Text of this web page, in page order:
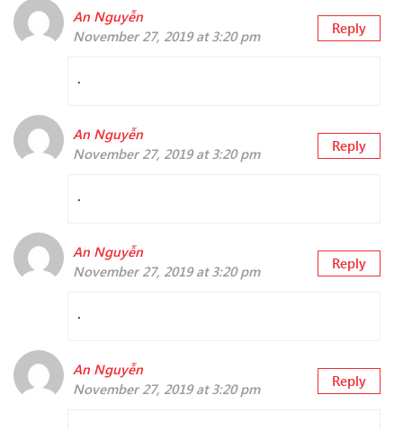
An Nguyễn
November 27, 2019 at 3:20 pm
Reply
.
An Nguyễn
November 27, 2019 at 3:20 pm
Reply
.
An Nguyễn
November 27, 2019 at 3:20 pm
Reply
.
An Nguyễn
November 27, 2019 at 3:20 pm
Reply